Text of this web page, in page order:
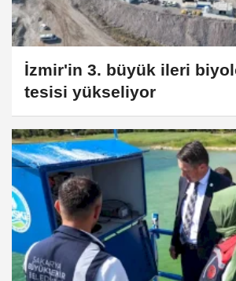
İzmir'in 3. büyük ileri
tesisi yükseliyor